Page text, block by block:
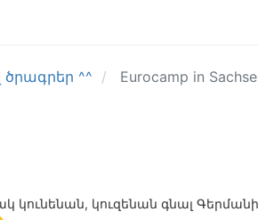
ծրագրեր ^^ Eurocamp in
կուզենան գնալ